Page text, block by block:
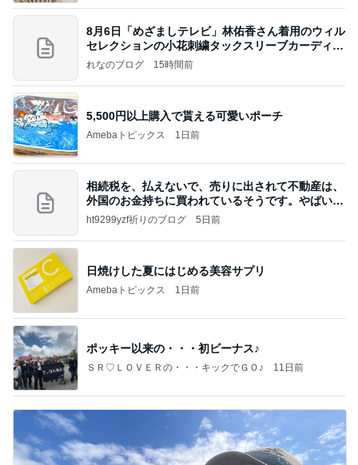
8月6日「めざましテレビ」林佑香さん着用のウィル
セレクションの小花刺繍タックスリーブカーディガ
ン
れなのブログ 15時間前
5,500円以上購入で貰える可愛いポーチ
Amebaトピックス 1日前
相続税を、払えないで、売りに出されて不動産は、
外国のお金持ちに買われているそうです。やばいで
すよ
ht9299yzf祈りのブログ 5日前
日焼けした夏にはじめる美容サプリ
Amebaトピックス 1日前
ポッキー以来の・・・初ビーナス♪
ＳＲ♡ＬＯＶＥＲの・・・キックでＧＯ♪ 11日前